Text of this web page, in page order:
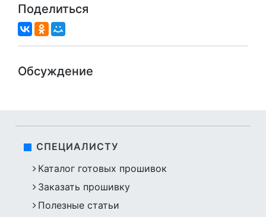
Поделиться
Обсуждение
СПЕЦИАЛИСТУ
Каталог готовых прошивок
Заказать прошивку
Полезные статьи